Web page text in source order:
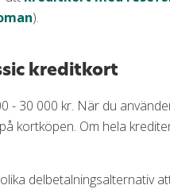
).
kreditkort
- 30 000 kr. När du
kortköpen. Om hela
delbetalningsalternativ